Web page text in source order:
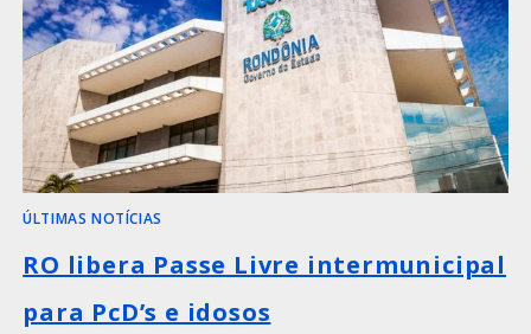
ÚLTIMAS NOTÍCIAS
RO libera Passe Livre intermunicipal
para PcD’s e idosos